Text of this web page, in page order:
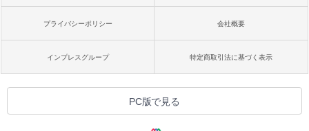
プライバシーポリシー 会社概要
インプレスグループ 特定商取引法に基づく表示
PC版で見る